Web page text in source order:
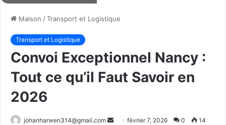
Maison /Transport et Logistique
Transport et Logistique
Convoi Exceptionnel Nancy :
Tout ce qu’il Faut Savoir en
2026
johanharwen314@gmail.com
Envoyerfévrier 7, 2026 0 14